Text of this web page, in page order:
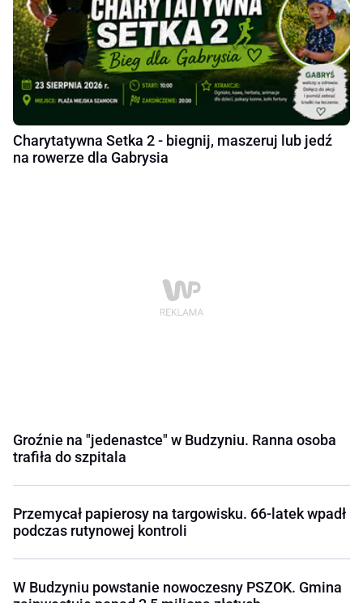
Charytatywna Setka 2 - biegnij, maszeruj lub jedź
na rowerze dla Gabrysia
Groźnie na "jedenastce" w Budzyniu. Ranna osoba
trafiła do szpitala
Przemycał papierosy na targowisku. 66-latek wpadł
podczas rutynowej kontroli
W Budzyniu powstanie nowoczesny PSZOK. Gmina